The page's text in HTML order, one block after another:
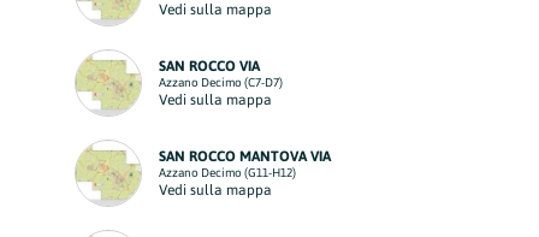
Vedi sulla mappa
SAN ROCCO VIA
Azzano Decimo (C7-D7)
Vedi sulla mappa
SAN ROCCO MANTOVA VIA
Azzano Decimo (G11-H12)
Vedi sulla mappa